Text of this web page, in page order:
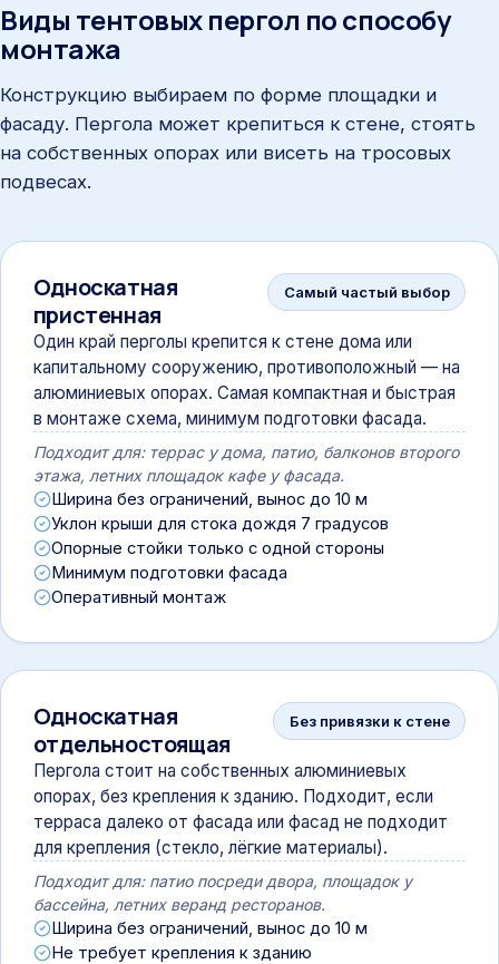
Виды тентовых пергол по способу
монтажа
Конструкцию выбираем по форме площадки и
фасаду. Пергола может крепиться к стене, стоять
на собственных опорах или висеть на тросовых
подвесах.
Односкатная
пристенная
Самый частый выбор
Один край перголы крепится к стене дома или
капитальному сооружению, противоположный — на
алюминиевых опорах. Самая компактная и быстрая
в монтаже схема, минимум подготовки фасада.
Подходит для: террас у дома, патио, балконов второго
этажа, летних площадок кафе у фасада.
Ширина без ограничений, вынос до 10 м
Уклон крыши для стока дождя 7 градусов
Опорные стойки только с одной стороны
Минимум подготовки фасада
Оперативный монтаж
Односкатная
отдельностоящая
Без привязки к стене
Пергола стоит на собственных алюминиевых
опорах, без крепления к зданию. Подходит, если
терраса далеко от фасада или фасад не подходит
для крепления (стекло, лёгкие материалы).
Подходит для: патио посреди двора, площадок у
бассейна, летних веранд ресторанов.
Ширина без ограничений, вынос до 10 м
Не требует крепления к зданию